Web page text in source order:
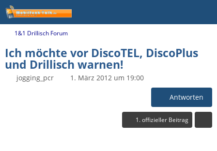
1&1 Drillisch Forum
Ich möchte vor DiscoTEL, DiscoPlus
und Drillisch warnen!
jogging_pcr 1. März 2012 um 19:00
Antworten
1. offizieller Beitrag